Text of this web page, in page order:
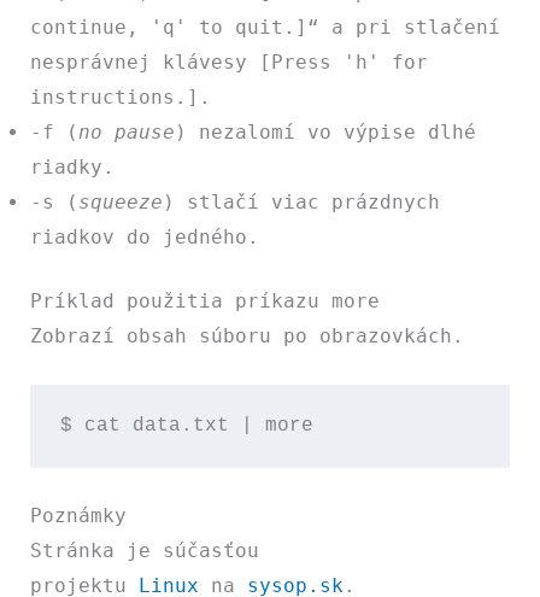
continue, 'q' to quit.] “ a pri stlačení
nesprávnej klávesy
[Press 'h' for
instructions.] .
-f (no pause ) nezalomí vo výpise dlhé
riadky.
-s ( squeeze ) stlačí viac prázdnych
riadkov do jedného.
Príklad použitia príkazu more
Zobrazí obsah súboru po obrazovkách.
$ cat data.txt | more
Poznámky
Stránka je súčasťou
projektu
Linux na sysop.sk.